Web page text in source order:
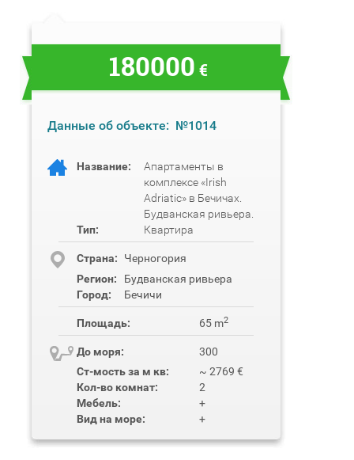
180000 €
Данные об объекте: №1014
Название:
Апартаменты в
комплексе «Irish
Adriatic» в Бечичах.
Будванская ривьера.
Тип:
Квартира
Cтрана:
Черногория
Регион:
Будванская ривьера
Город:
Бечичи
Площадь: 65 m2
До моря:
300
Ст-мость за м кв:
~ 2769 €
Кол-во комнат:
2
Мебель:
+
Вид на море:
+